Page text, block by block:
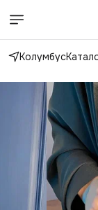
Колумбус